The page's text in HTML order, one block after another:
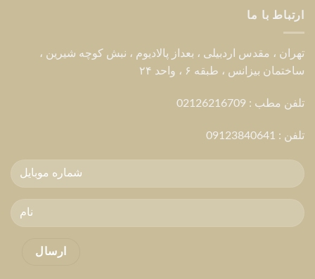
ارتباط با ما
تهران ، مقدس اردبیلی ، بعداز پالادیوم ، نبش کوچه شیرین ،
ساختمان بیزانس ، طبقه ۶ ، واحد ۲۴
تلفن مطب : 02126216709
تلفن : 09123840641